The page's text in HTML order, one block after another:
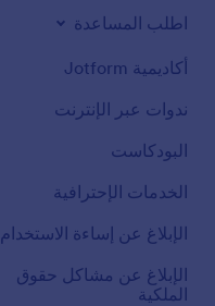
اطلب المساعدة
أكاديمية Jotform
ندوات عبر الإنترنت
البودكاست
الخدمات الإحترافية
الإبلاغ عن إساءة الاستخدام
الإبلاغ عن مشاكل حقوق
الملكية